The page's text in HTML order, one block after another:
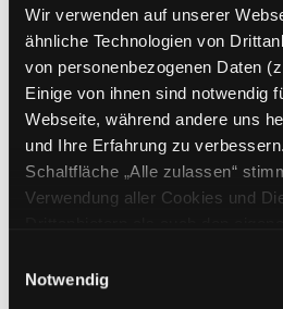
Wir verwenden auf unserer
ähnliche Technologien von
von personenbezogenen Daten
Einige von ihnen sind notwendig
Webseite, während andere uns
und Ihre Erfahrung zu
Schaltfläche „Alle zulassen“
Verwendung aller Cookies und
Cookies von Drittanbietern, eine
unsicheren Drittländern (Länder
Notwendig
Verfasser:
Jahr:2010
Verlag: Wien,
Mediengruppe:
Cleo
wie ich das